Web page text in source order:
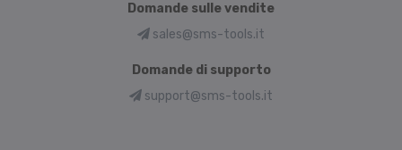
Domande sulle vendite
sales@sms-tools.it
Domande di supporto
support@sms-tools.it